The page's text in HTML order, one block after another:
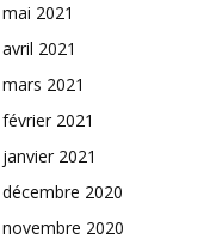
mai 2021
avril 2021
mars 2021
février 2021
janvier 2021
décembre 2020
novembre 2020